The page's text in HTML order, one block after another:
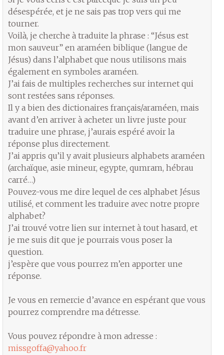
désespérée, et je ne sais pas trop vers qui me
tourner.
Voilà, je cherche à traduite la phrase : “Jésus est
mon sauveur” en araméen biblique (langue de
Jésus) dans l’alphabet que nous utilisons mais
également en symboles araméen.
J’ai fais de multiples recherches sur internet qui
sont restées sans réponses.
Il y a bien des dictionaires français/araméen, mais
avant d’en arriver à acheter un livre juste pour
traduire une phrase, j’aurais espéré avoir la
réponse plus directement.
J’ai appris qu’il y avait plusieurs alphabets araméen
(archaïque, asie mineur, egypte, qumram, hébrau
carré…)
Pouvez-vous me dire lequel de ces alphabet Jésus
utilisé, et comment les traduire avec notre propre
alphabet?
J’ai trouvé votre lien sur internet à tout hasard, et
je me suis dit que je pourrais vous poser la
question.
j’espère que vous pourrez m’en apporter une
réponse.
Je vous en remercie d’avance en espérant que vous
pourrez comprendre ma détresse.
Vous pouvez répondre à mon adresse :
missgoffa@yahoo.fr